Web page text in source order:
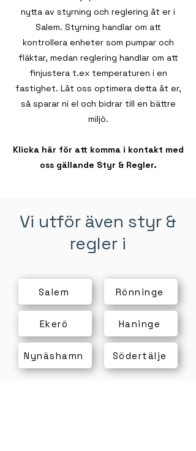
nytta av styrning och reglering åt er i
Salem. Styrning handlar om att
kontrollera enheter som pumpar och
fläktar, medan reglering handlar om att
finjustera t.ex temperaturen i en
fastighet. Låt oss optimera detta åt er,
så sparar ni el och bidrar till en bättre
miljö.
Klicka här för att komma i kontakt med
oss gällande Styr & Regler.
Vi utför även styr &
regler i
Salem
Ekerö
Nynäshamn
Rönninge
Haninge
Södertälje